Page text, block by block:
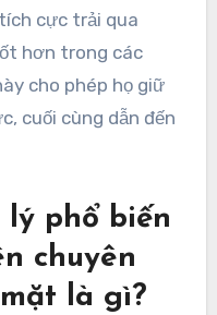
cực trải qua
hơn trong các
cho phép họ giữ
cuối cùng dẫn đến
lý phổ biến
chuyên
là gì?